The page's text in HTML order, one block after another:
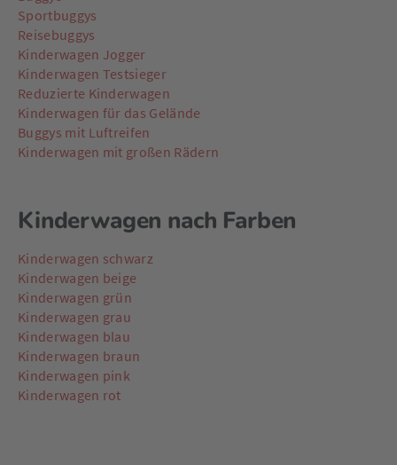
Sportbuggys
Reisebuggys
Kinderwagen Jogger
Kinderwagen Testsieger
Reduzierte Kinderwagen
Kinderwagen für das Gelände
Buggys mit Luftreifen
Kinderwagen mit großen Rädern
Kinderwagen nach Farben
Kinderwagen schwarz
Kinderwagen beige
Kinderwagen grün
Kinderwagen grau
Kinderwagen blau
Kinderwagen braun
Kinderwagen pink
Kinderwagen rot